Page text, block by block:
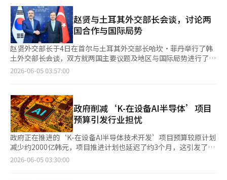
时隔约6年再次实现的针对全球大型制药公司的技术出口。 此前，
阿里生物于上个月将口服阿尔茨海默病治疗药物的版权转让给中国
的普星制药，达成了上半年最大规模的交易，金额为470亿美元。
其获得的预付款约为1.4亿美元，成为今年国内制药和生物行业技
术出口中最大的一笔。 큐라클与美方的Maptics共同开发的视网膜
疾病治疗药物Tie-2xVEGF双抗“MT-103”签署了全球独占权的许
可合同，合同总金额为107.775亿美元。 奥斯科泰克与美国罕见疾
病治疗公司Ajios Pharmaceuticals签署了自体免疫疾病治疗药物
获得无返还义务的合同金2500万美元，若包括后续开发、许可和
商业化阶段的里程碑，合同总金额可达6.65亿美元。 今年上半年，
代表性的并购成果是礼来收购GC绿十字旗下的큐레보。合同金和里
程碑总计达15亿美元。礼来通过此次交易获得了큐레보正在开发的
下一代带状疱疹疫苗候选物“阿美佐斯巴丁（开发名CRV-
101）”的权利。 对于未来的技术出口，市场的期待也在增加。
D&D Pharmatech正在开发的代谢异常相关脂肪肝（MASH）治疗
药物Zabofegdutide（DD01）在美国的二期临床试验中确认了改
买了年金彩票。” 他接着说：“几天后，我在工作时突然想起和
同事一起查看年金彩票，结果发现自己中了一等奖和二等奖，真的
很惊讶。首先想到的是家人，感到能够在退休后不再给孩子们带来
负担的安心感是最大的。” 这位中奖者表示：“知道中奖后，我
一直无法安心入睡。我觉得这是我平时对周围的人和动物施以善行
所带来的结果。我每天都怀着感恩的心情生活。” 这位中奖者在
安城市金光面的一家彩票销售点购买彩票时，被问到“您通常购买
什么彩票？”时回答：“我每周都会同时购买乐透彩票和年金彩
一方面，第318期年金彩票720+的中奖号码将于今天(4日)下午7时
5分后公布。※ 本报道经人工智能（AI）系统翻译与编辑。
赵贤与土耳其外交部长会谈，讨论两
国合作与国际局势
赵贤外交部长于4日在首尔与土耳其外交部长哈坎·菲丹举行了韩
土外交部长会谈，双方就两国主要议题及地区与国际局势进行了意
见交流。 外交部表示，赵部长欢迎时隔约五年再次访韩的土耳其
家，并表示高层交流的活跃让他感到高兴，呼吁双方继续保持紧密
协商，以进一步加强实质合作。 随后，双方部长就贸易与投资、
核电、国防、基础设施、人工智能等多个领域自去年11月两国首脑
会谈以来的进展进行了检查，并达成共识，继续努力通过相关部门
的紧密协商，尽早取得具体成果。 此外，双方还讨论了进一步活
跃两国留学生交流的方案，并计划在2027年庆祝两国建交70周年
时，通过多种纪念活动增进两国人民之间的联系。 与此同时，双
方还就朝鲜半岛、中东及乌克兰战争等主要地区局势进行了深入的
2026-06-05 03:57:00
政府削减‘K-在设备AI半导体’项目
预算引发行业担忧
政府正在推进的‘K-在设备AI半导体技术开发’项目预算较原计划
减少约2000亿韩元，项目推进计划也延迟了约3个月，这引发了对
项目实效性的担忧。政府表示，考虑到数千亿韩元的预算，将积极
2026-06-05 03:30:00